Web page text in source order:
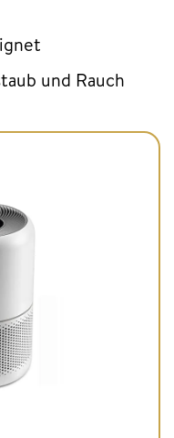
und Rauch